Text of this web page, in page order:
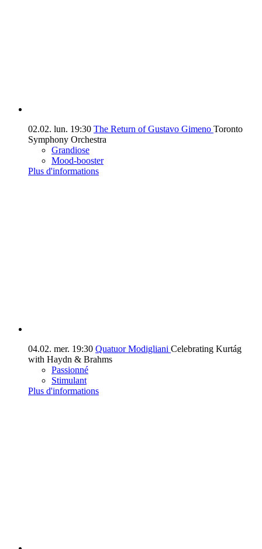
02.02. lun. 19:30 The Return of Gustavo Gimeno Toronto
Symphony Orchestra
Grandiose
Mood-booster
Plus d'informations
04.02. mer. 19:30 Quatuor Modigliani Celebrating Kurtág
with Haydn & Brahms
Passionné
Stimulant
Plus d'informations